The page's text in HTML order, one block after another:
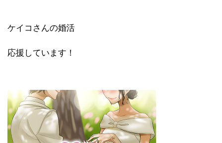
ケイコさんの婚活
応援しています！